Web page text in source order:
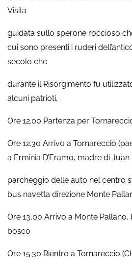
Visita
guidata sullo sperone roccioso
cui sono presenti i ruderi
secolo che
durante il Risorgimento fu
alcuni patrioti.
Ore 12.00 Partenza per
Ore 12.30 Arrivo a Tornareccio
a Erminia D’Eramo, madre di
parcheggio delle auto nel centro
bus navetta direzione Monte
Ore 13,00 Arrivo a Monte
bosco
Ore 15.30 Rientro a Tornareccio